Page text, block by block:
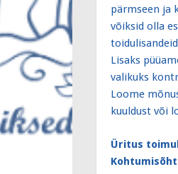
pärmseen ja
võiksid olla
Lisaks
valikuks
Loome
kuuldust või
Üritus